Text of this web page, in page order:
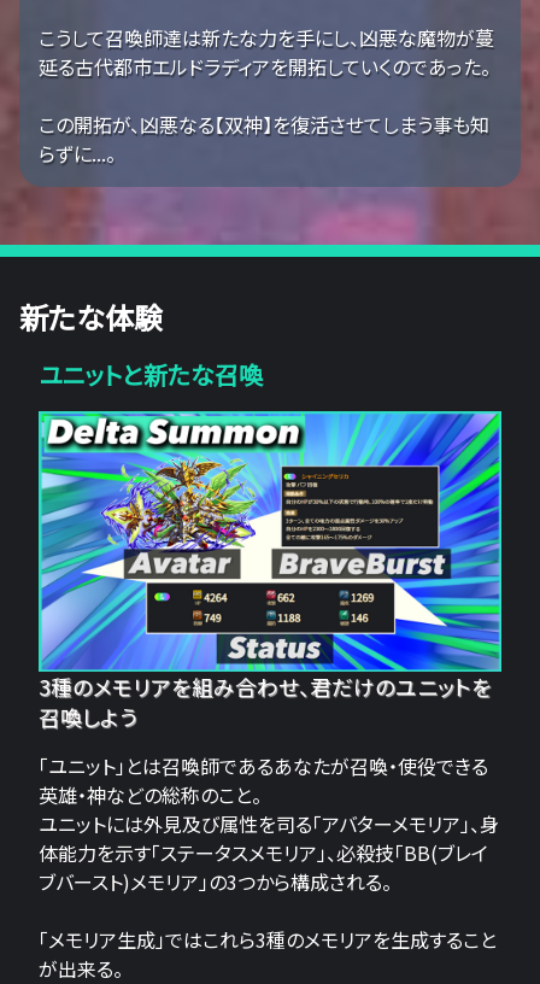
こうして召喚師達は新たな力を手にし、凶悪な魔物が蔓
延る古代都市エルドラディアを開拓していくのであった。
この開拓が、凶悪なる【双神】を復活させてしまう事も知
らずに...。
新たな体験
ユニットと新たな召喚
3種のメモリアを組み合わせ、君だけのユニットを
召喚しよう
「ユニット」とは召喚師であるあなたが召喚・使役できる
英雄・神などの総称のこと。
ユニットには外見及び属性を司る「アバターメモリア」、身
体能力を示す「ステータスメモリア」、必殺技「BB(ブレイ
ブバースト)メモリア」の3つから構成される。
「メモリア生成」ではこれら3種のメモリアを生成すること
が出来る。